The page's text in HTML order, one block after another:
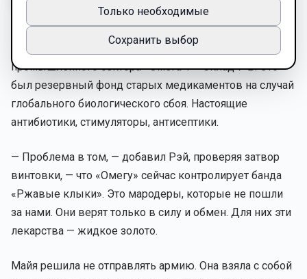
— Есть одно место, — Кай вывел на старый экран карту
промышленного сектора «Омега». — Склад 7-Б. Это
был резервный фонд старых медикаментов на случай
глобального биологического сбоя. Настоящие
антибиотики, стимуляторы, антисептики.
— Проблема в том, — добавил Рэй, проверяя затвор
винтовки, — что «Омегу» сейчас контролирует банда
«Ржавые клыки». Это мародеры, которые не пошли
за нами. Они верят только в силу и обмен. Для них эти
лекарства — жидкое золото.
Майя решила не отправлять армию. Она взяла с собой
Только необходимые
Сохранить выбор